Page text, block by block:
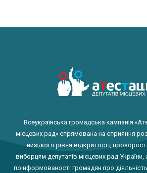
Всеукраїнська громадська кампанія
місцевих рад» спрямована на сприяння
низького рівня відкритості,
виборцям депутатів місцевих рад
поінформованості громадян про